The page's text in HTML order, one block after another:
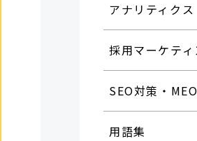
アナリティクス
採用マーケティ
SEO対策・
用語集